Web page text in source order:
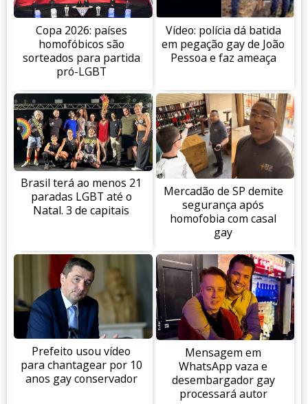
Copa 2026: países
homofóbicos são
sorteados para partida
pró-LGBT
Vídeo: polícia dá batida
em pegação gay de João
Pessoa e faz ameaça
Brasil terá ao menos 21
paradas LGBT até o
Natal. 3 de capitais
Mercadão de SP demite
segurança após
homofobia com casal
gay
Prefeito usou vídeo
para chantagear por 10
anos gay conservador
Mensagem em
WhatsApp vaza e
desembargador gay
processará autor